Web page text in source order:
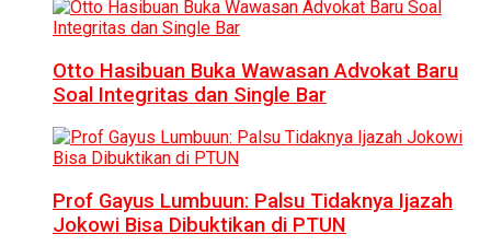
Otto Hasibuan Buka Wawasan Advokat Baru
Soal Integritas dan Single Bar
Prof Gayus Lumbuun: Palsu Tidaknya Ijazah
Jokowi Bisa Dibuktikan di PTUN